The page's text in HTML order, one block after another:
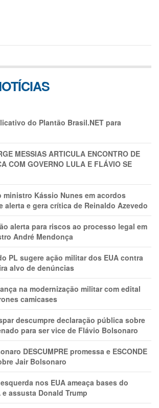
do Plantão Brasil.NET para
MESSIAS ARTICULA ENCONTRO DE
COM GOVERNO LULA E FLÁVIO SE
ministro Kássio Nunes em acordos
alerta e gera crítica de Reinaldo Azevedo
alerta para riscos ao processo legal em
André Mendonça
PL sugere ação militar dos EUA contra
alvo de denúncias
na modernização militar com edital
camicases
descumpre declaração pública sobre
para ser vice de Flávio Bolsonaro
DESCUMPRE promessa e ESCONDE
Jair Bolsonaro
nos EUA ameaça bases do
assusta Donald Trump